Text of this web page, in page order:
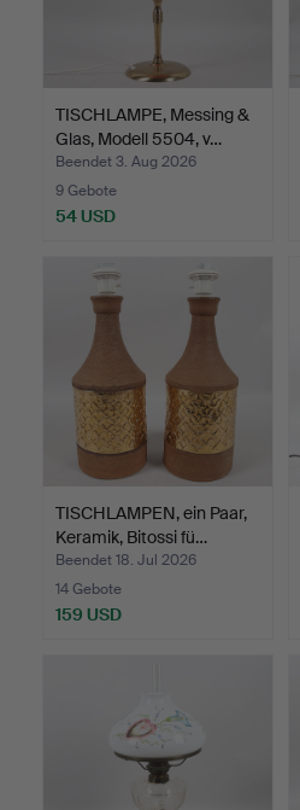
TISCHLAMPE, Messing &
Glas, Modell 5504, v…
Beendet 3. Aug 2026
9 Gebote
54 USD
TISCHLAMPEN, ein Paar,
Keramik, Bitossi fü…
Beendet 18. Jul 2026
14 Gebote
159 USD